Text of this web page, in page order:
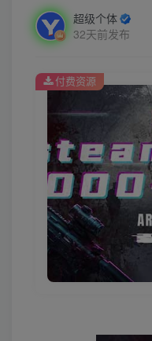
超级个体
32天前发布
付费资源